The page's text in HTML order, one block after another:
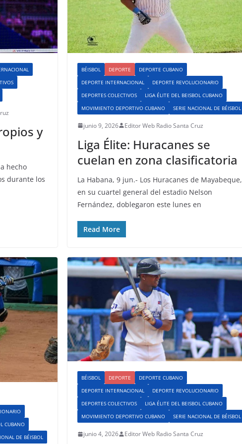
y
hecho
durante los
BÉISBOL DEPORTE
DEPORTE CUBANO
DEPORTE INTERNACIONAL
DEPORTE REVOLUCIONARIO
DEPORTES COLECTIVOS
LIGA ÉLITE DEL BEISBOL CUBANO
MOVIMIENTO DEPORTIVO CUBANO
SERIE NACIONAL DE BÉISBOL
junio 9, 2026 Editor Web Radio Santa Cruz
Liga Élite: Huracanes se
cuelan en zona clasificatoria
La Habana, 9 jun.- Los Huracanes de Mayabeque,
en su cuartel general del estadio Nelson
Fernández, doblegaron este lunes en
Read More
CUBANO
DE BÉISBOL
BÉISBOL DEPORTE
DEPORTE CUBANO
DEPORTE INTERNACIONAL
DEPORTE REVOLUCIONARIO
DEPORTES COLECTIVOS
LIGA ÉLITE DEL BEISBOL CUBANO
MOVIMIENTO DEPORTIVO CUBANO
SERIE NACIONAL DE BÉISBOL
junio 4, 2026 Editor Web Radio Santa Cruz